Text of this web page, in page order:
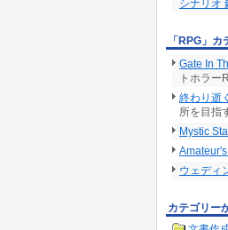
シナリオ
「RPG」
Gate In
トホラー
終わり逝
所を目指
Mystic
ウェディ
カテゴリー